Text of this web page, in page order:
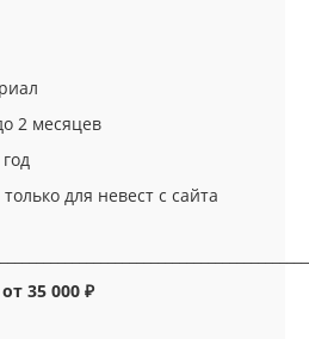
2 месяцев
для невест с сайта
35 000 ₽